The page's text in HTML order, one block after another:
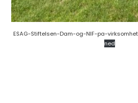
ESAG-Stiftelsen-Dam-og-NIF-pa-
ned